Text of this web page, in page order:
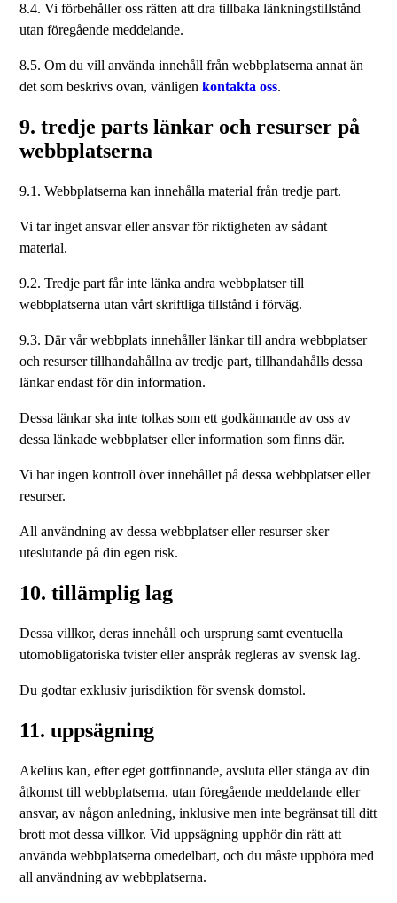
8.4. Vi förbehåller oss rätten att dra tillbaka länkningstillstånd
utan föregående meddelande.
8.5. Om du vill använda innehåll från webbplatserna annat än
det som beskrivs ovan, vänligenkontakta oss.
9. tredje parts länkar och resurser på
webbplatserna
9.1. Webbplatserna kan innehålla material från tredje part.
Vi tar inget ansvar eller ansvar för riktigheten av sådant
material.
9.2. Tredje part får inte länka andra webbplatser till
webbplatserna utan vårt skriftliga tillstånd i förväg.
9.3. Där vår webbplats innehåller länkar till andra webbplatser
och resurser tillhandahållna av tredje part, tillhandahålls dessa
länkar endast för din information.
Dessa länkar ska inte tolkas som ett godkännande av oss av
dessa länkade webbplatser eller information som finns där.
Vi har ingen kontroll över innehållet på dessa webbplatser eller
resurser.
All användning av dessa webbplatser eller resurser sker
uteslutande på din egen risk.
10. tillämplig lag
Dessa villkor, deras innehåll och ursprung samt eventuella
utomobligatoriska tvister eller anspråk regleras av svensk lag.
Du godtar exklusiv jurisdiktion för svensk domstol.
11. uppsägning
Akelius kan, efter eget gottfinnande, avsluta eller stänga av din
åtkomst till webbplatserna, utan föregående meddelande eller
ansvar, av någon anledning, inklusive men inte begränsat till ditt
brott mot dessa villkor. Vid uppsägning upphör din rätt att
använda webbplatserna omedelbart, och du måste upphöra med
all användning av webbplatserna.